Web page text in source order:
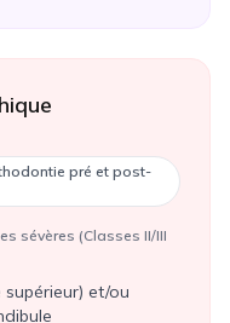
pré et post-
sévères (Classes II/III
et/ou